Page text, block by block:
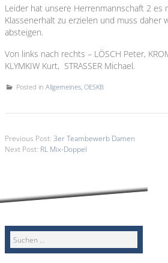
Leider hat unsere Herrenmannschaft 2 es
Klassenerhalt zu erzielen und muss daher
absteigen.
Von links nach rechts – LÖSCH Peter,
KLYMKIW Kurt, STRASSER Michael.
Posted inAllgemeines ,OESKB
Previous Post:3er Teambewerb Damen
Next Post: RL Mix-Doppel